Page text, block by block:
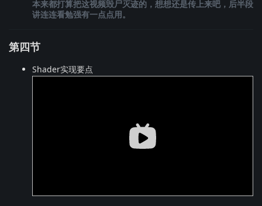
本来都打算把这视频毁尸灭迹的，想想还是传上来吧，后半段
讲连连看勉强有一点点用。
第四节
Shader实现要点